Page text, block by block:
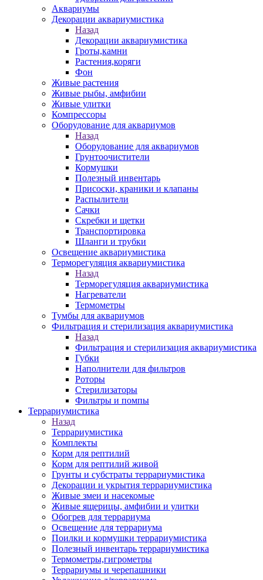
Аквариумы
Декорации аквариумистика
Назад
Декорации аквариумистика
Гроты,камни
Растения,коряги
Фон
Живые растения
Живые рыбы, амфибии
Живые улитки
Компрессоры
Оборудование для аквариумов
Назад
Оборудование для аквариумов
Грунтоочистители
Кормушки
Полезный инвентарь
Присоски, краники и клапаны
Распылители
Сачки
Скребки и щетки
Транспортировка
Шланги и трубки
Освещение аквариумистика
Терморегуляция аквариумистика
Назад
Терморегуляция аквариумистика
Нагреватели
Термометры
Тумбы для аквариумов
Фильтрация и стерилизация аквариумистика
Назад
Фильтрация и стерилизация аквариумистика
Губки
Наполнители для фильтров
Роторы
Стерилизаторы
Фильтры и помпы
Террариумистика
Назад
Террариумистика
Комплекты
Корм для рептилий
Корм для рептилий живой
Грунты и субстраты террариумистика
Декорации и укрытия террариумистика
Живые змеи и насекомые
Живые ящерицы, амфибии и улитки
Обогрев для террариума
Освещение для террариума
Поилки и кормушки террариумистика
Полезный инвентарь террариумистика
Термометры,гигрометры
Террариумы и черепашники